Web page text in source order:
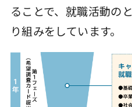
ることで、就職活動の
り組みをしています。